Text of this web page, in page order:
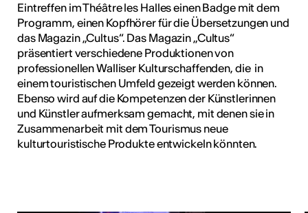
Eintreffen im Théâtre les Halles einen Badge mit dem
Programm, einen Kopfhörer für die Übersetzungen und
das Magazin „Cultus“. Das Magazin „Cultus“
präsentiert verschiedene Produktionen von
professionellen Walliser Kulturschaffenden, die in
einem touristischen Umfeld gezeigt werden können.
Ebenso wird auf die Kompetenzen der Künstlerinnen
und Künstler aufmerksam gemacht, mit denen sie in
Zusammenarbeit mit dem Tourismus neue
kulturtouristische Produkte entwickeln könnten.